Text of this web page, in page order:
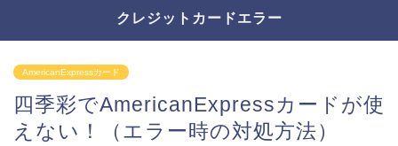
クレジットカードエラー
AmericanExpressカード
四季彩でAmericanExpressカードが使
えない！（エラー時の対処方法）